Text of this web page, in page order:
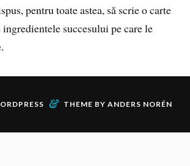
pentru toate astea, să scrie o carte
ingredientele succesului pe care le
& THEME BY ANDERS NORÉN